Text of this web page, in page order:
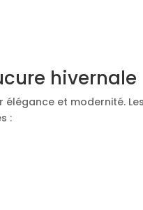
hivernale
et modernité.
: